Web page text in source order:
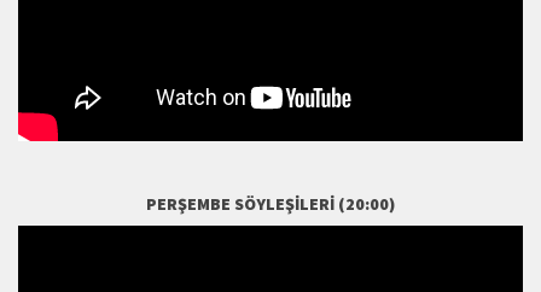
PERŞEMBE SÖYLEŞILERI (20:00)